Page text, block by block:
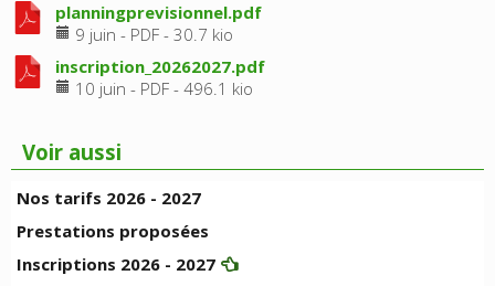
planningprevisionnel.pdf
9 juin - PDF - 30.7 kio
inscription_20262027.pdf
10 juin - PDF - 496.1 kio
Voir aussi
Nos tarifs 2026 - 2027
Prestations proposées
Inscriptions 2026 - 2027